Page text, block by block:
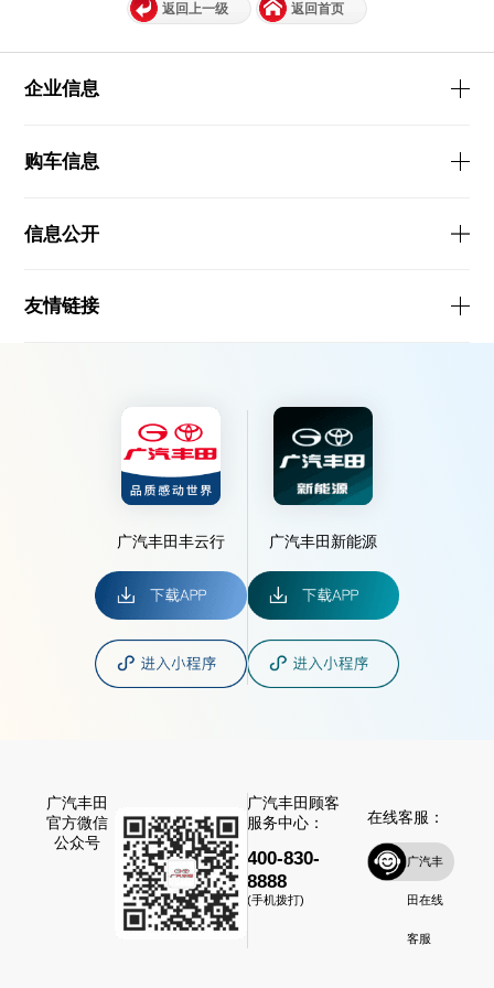
返回上一级 返回首页
企业信息
购车信息
信息公开
友情链接
广汽丰田丰云行 广汽丰田新能源
广汽丰田
官方微信
公众号
广汽丰田顾客
服务中心：
400-830-
8888
(手机拨打)
在线客服：
广汽丰
田在线
客服